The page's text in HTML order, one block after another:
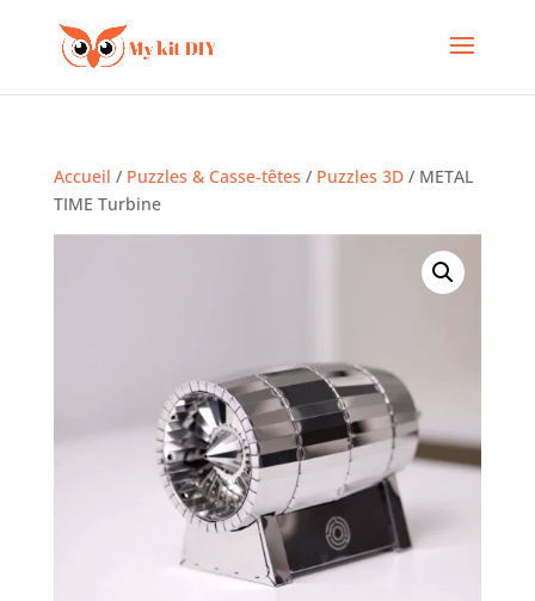
Accueil / Puzzles & Casse-têtes / Puzzles 3D/ METAL
TIME Turbine